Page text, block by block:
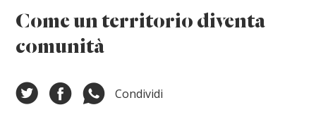
Come un territorio diventa
comunità
Condividi